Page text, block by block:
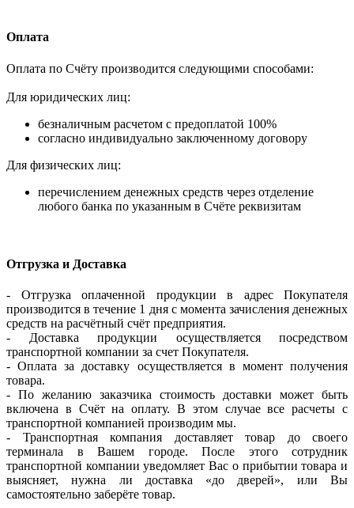
Оплата
Оплата по Счёту производится следующими способами:
Для юридических лиц:
безналичным расчетом с предоплатой 100%
согласно индивидуально заключенному договору
Для физических лиц:
перечислением денежных средств через отделение
любого банка по указанным в Счёте реквизитам
Отгрузка и Доставка
- Отгрузка оплаченной продукции в адрес Покупателя
производится в течение 1 дня с момента зачисления денежных
средств на расчётный счёт предприятия.
- Доставка продукции осуществляется посредством
транспортной компании за счет Покупателя.
- Оплата за доставку осуществляется в момент получения
товара.
- По желанию заказчика стоимость доставки может быть
включена в Счёт на оплату. В этом случае все расчеты с
транспортной компанией производим мы.
- Транспортная компания доставляет товар до своего
терминала в Вашем городе. После этого сотрудник
транспортной компании уведомляет Вас о прибытии товара и
выясняет, нужна ли доставка «до дверей», или Вы
самостоятельно заберёте товар.